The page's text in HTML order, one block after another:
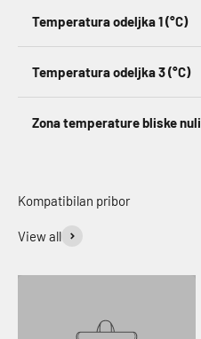
Temperatura odeljka 1 (°C)
Temperatura odeljka 3 (°C)
Zona temperature bliske nuli
View all